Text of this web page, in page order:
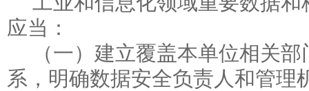
应当：
（一）建立覆盖本单位相关
系，明确数据安全负责人和管理